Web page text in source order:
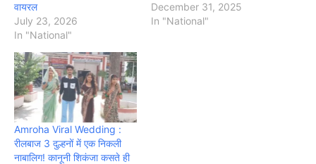
वायरल
July 23, 2026
In "National"
December 31, 2025
In "National"
Amroha Viral Wedding :
रीलबाज 3 दुल्हनों में एक निकली
नाबालिग! कानूनी शिकंजा कसते ही